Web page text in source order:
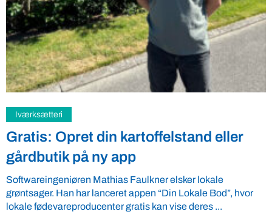
Samfund
Fredspligt giver landmænd strategisk
fordel
Arbejdsgiverforeningen GLS-A tilbyder ordnede forhold, som
giver ro i maven til landmænd – også i usikre tider. VBF byder
velkommen ...